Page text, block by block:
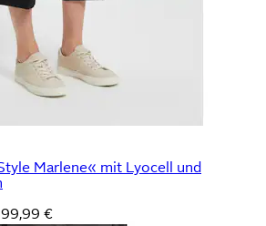
Marlene« mit Lyocell und
99,99 €